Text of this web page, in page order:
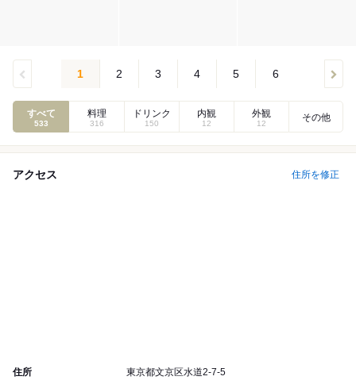
1 2 3 4 5 6
すべて
533
料理
316
ドリンク
150
内観
12
外観
12
その他
アクセス 住所を修正
住所 東京都文京区水道2-7-5